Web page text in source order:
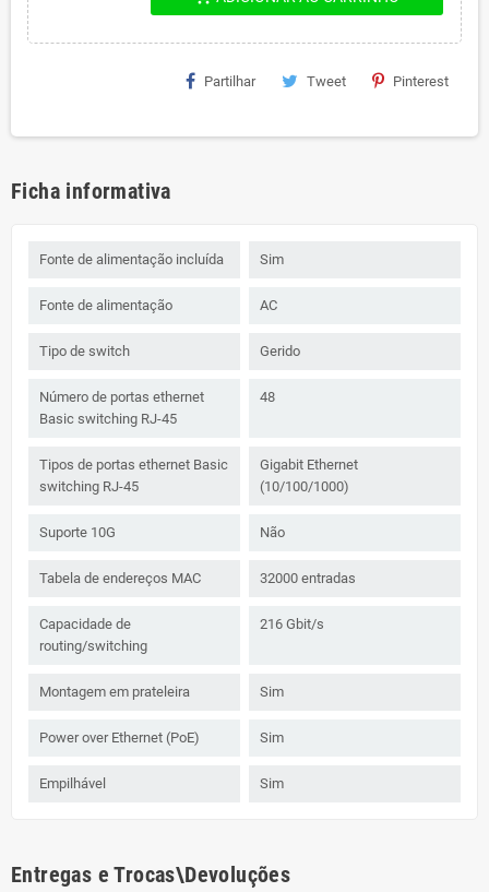
Partilhar Tweet Pinterest
Ficha informativa
Fonte de alimentação incluída Sim
Fonte de alimentação AC
Tipo de switch Gerido
Número de portas ethernet
Basic switching RJ-45
48
Tipos de portas ethernet Basic
switching RJ-45
Gigabit Ethernet
(10/100/1000)
Suporte 10G Não
Tabela de endereços MAC 32000 entradas
Capacidade de
routing/switching
216 Gbit/s
Montagem em prateleira Sim
Power over Ethernet (PoE) Sim
Empilhável Sim
Entregas e Trocas\Devoluções